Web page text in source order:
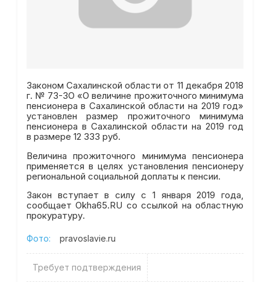
Законом Сахалинской области от 11 декабря 2018
г. № 73-ЗО «О величине прожиточного минимума
пенсионера в Сахалинской области на 2019 год»
установлен размер прожиточного минимума
пенсионера в Сахалинской области на 2019 год
в размере 12 333 руб.
Величина прожиточного минимума пенсионера
применяется в целях установления пенсионеру
региональной социальной доплаты к пенсии.
Закон вступает в силу с 1 января 2019 года,
сообщает Okha65.RU со ссылкой на областную
прокуратуру.
Фото: pravoslavie.ru
Требует подтверждения